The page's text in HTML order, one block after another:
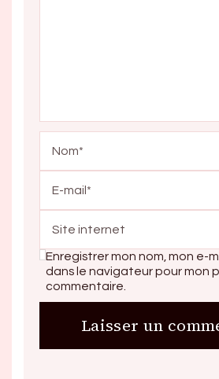
Enregistrer mon nom, mon e-
dans le navigateur pour mon
commentaire.